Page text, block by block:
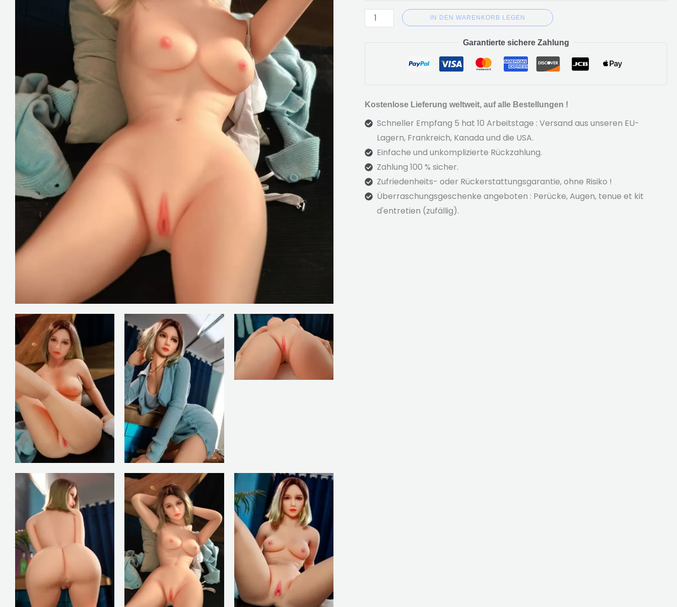
IN DEN WARENKORB LEGEN
Garantierte sichere Zahlung
Kostenlose Lieferung weltweit, auf alle Bestellungen !
Schneller Empfang 5 hat 10 Arbeitstage : Versand aus unseren EU-
Lagern, Frankreich, Kanada und die USA.
Einfache und unkomplizierte Rückzahlung.
Zahlung 100 % sicher.
Zufriedenheits- oder Rückerstattungsgarantie, ohne Risiko !
Überraschungsgeschenke angeboten : Perücke, Augen, tenue et kit
d'entretien (zufällig).